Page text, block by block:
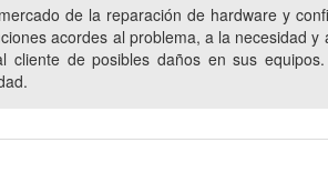
RECUPERACION DE INFO DE DISCOS
de la reparación de hardware y
acordes al problema, a la necesidad y
de posibles daños en sus